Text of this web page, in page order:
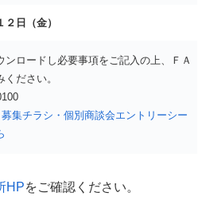
日（金）
ンロードし必要事項をご記入の上、ＦＡ
ください。
集チラシ・個別商談会エントリーシー
HPをご確認ください。